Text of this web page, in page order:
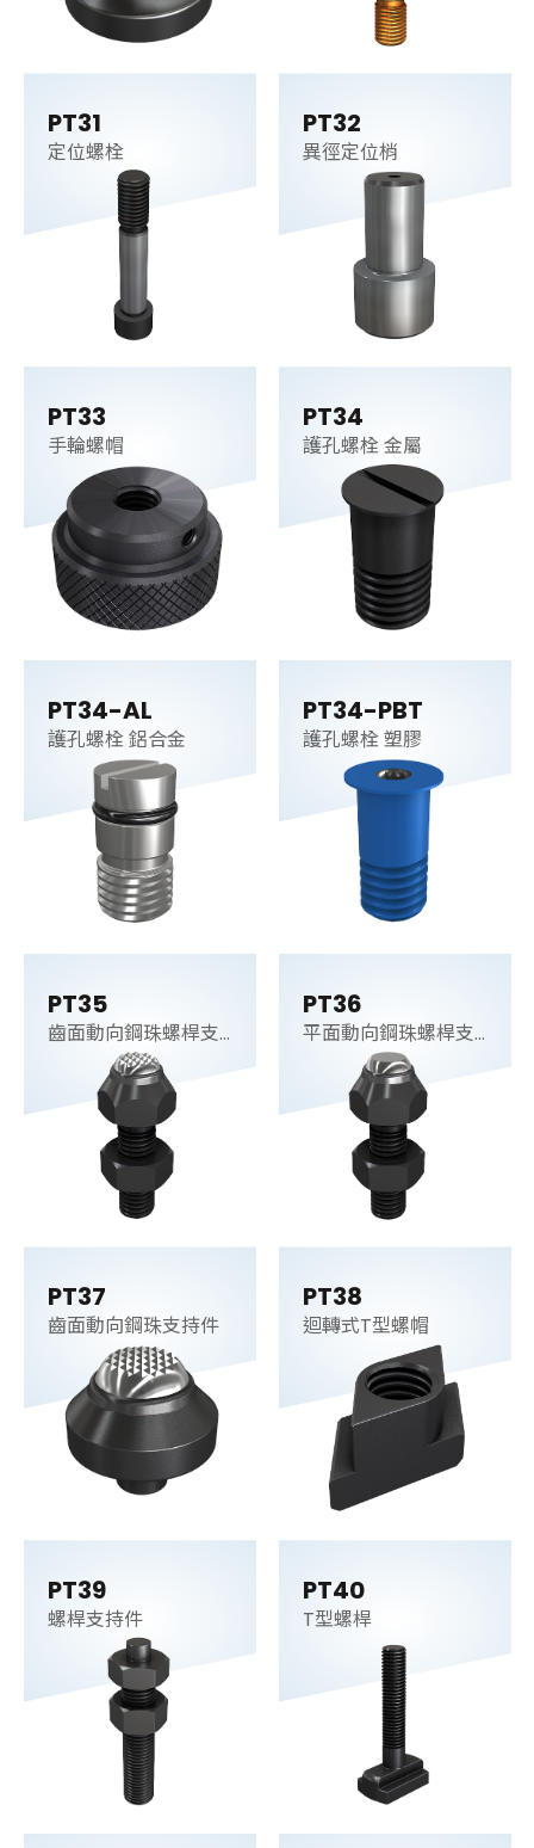
PT31
定位螺栓
PT32
異徑定位梢
PT33
手輪螺帽
PT34
護孔螺栓 金屬
PT34-AL
護孔螺栓 鋁合金
PT34-PBT
護孔螺栓 塑膠
PT35
齒面動向鋼珠螺桿支
PT36
平面動向鋼珠螺桿支
PT37
齒面動向鋼珠支持件
PT38
迴轉式T型螺帽
PT39
螺桿支持件
PT40
T型螺桿